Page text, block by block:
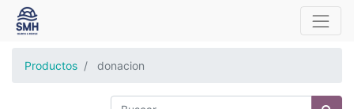
Productos donacion